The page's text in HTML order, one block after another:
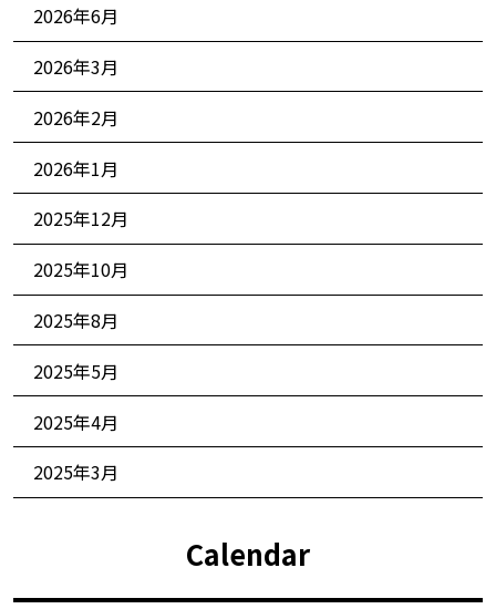
2026年6月
2026年3月
2026年2月
2026年1月
2025年12月
2025年10月
2025年8月
2025年5月
2025年4月
2025年3月
Calendar